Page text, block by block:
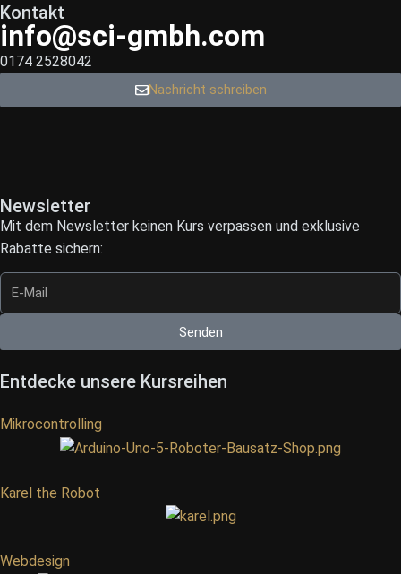
Kontakt
info@sci-gmbh.com
0174 2528042
Nachricht schreiben
Newsletter
Mit dem Newsletter keinen Kurs verpassen und exklusive
Rabatte sichern:
Senden
Entdecke unsere Kursreihen
Mikrocontrolling
Karel the Robot
Webdesign